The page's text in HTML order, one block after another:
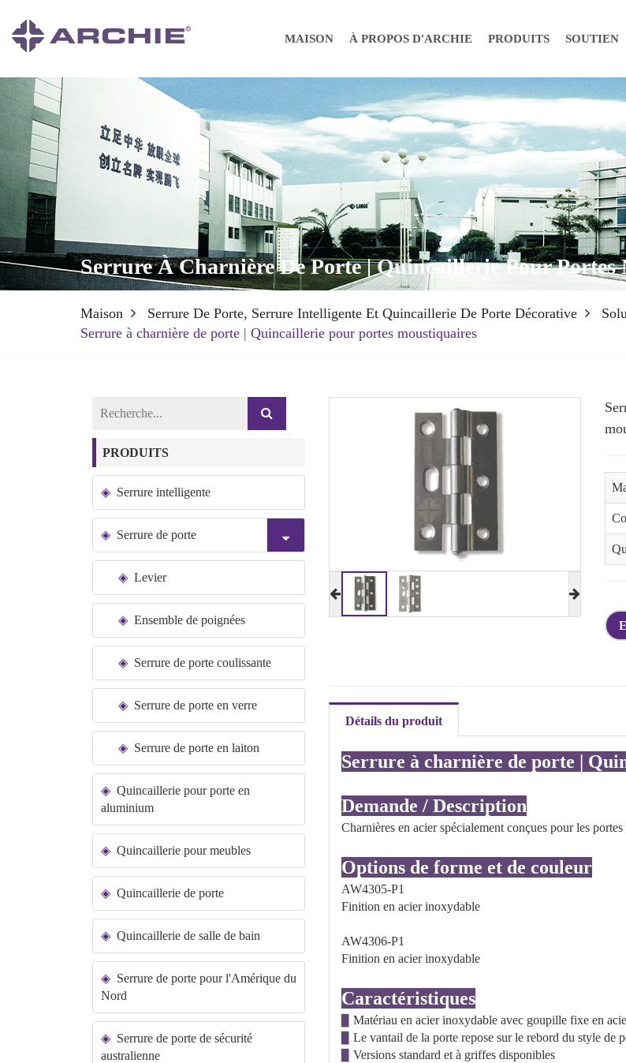
MAISON À PROPOS D'ARCHIE PRODUITS SOUTIEN
Serrure À Charnière De Porte | Quincaillerie Pour Portes
Maison Serrure De Porte, Serrure Intelligente Et Quincaillerie De Porte Décorative
Serrure à charnière de porte | Quincaillerie pour portes moustiquaires
Détails du produit
Serrure à charnière de porte |
Demande / Description
Charnières en acier spécialement conçues pour les
Options de forme et de couleur
AW4305-P1
Finition en acier inoxydable
AW4306-P1
Finition en acier inoxydable
Caractéristiques
Matériau en acier inoxydable avec goupille fixe en
Le vantail de la porte repose sur le rebord du style de
Versions standard et à griffes disponibles
PRODUITS
Serrure intelligente
Serrure de porte
Levier
Ensemble de poignées
Serrure de porte coulissante
Serrure de porte en verre
Serrure de porte en laiton
Quincaillerie pour porte en
aluminium
Quincaillerie pour meubles
Quincaillerie de porte
Quincaillerie de salle de bain
Serrure de porte pour l'Amérique du
Nord
Serrure de porte de sécurité
australienne